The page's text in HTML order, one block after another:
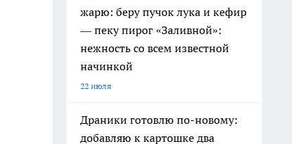
жарю: беру пучок лука и кефир
— пеку пирог «Заливной»:
нежность со всем известной
начинкой
22 июля
Драники готовлю по-новому:
добавляю к картошке два